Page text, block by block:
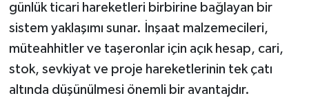
günlük ticari hareketleri birbirine bağlayan bir
sistem yaklaşımı sunar. İnşaat malzemecileri,
müteahhitler ve taşeronlar için açık hesap, cari,
stok, sevkiyat ve proje hareketlerinin tek çatı
altında düşünülmesi önemli bir avantajdır.